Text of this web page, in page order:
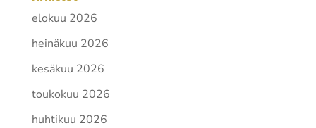
elokuu 2026
heinäkuu 2026
kesäkuu 2026
toukokuu 2026
huhtikuu 2026